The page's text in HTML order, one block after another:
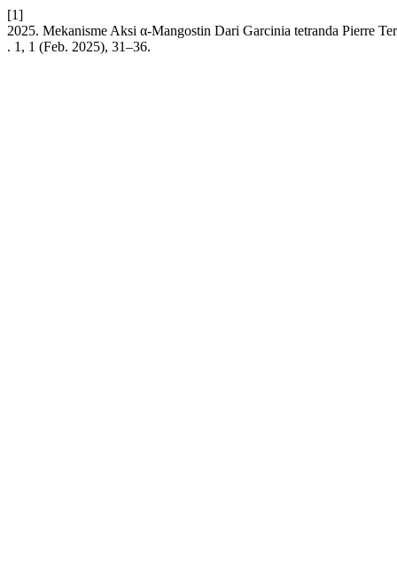
[1]
2025. Mekanisme Aksi α-Mangostin Dari Garcinia tetranda Pierre
. 1, 1 (Feb. 2025), 31–36.